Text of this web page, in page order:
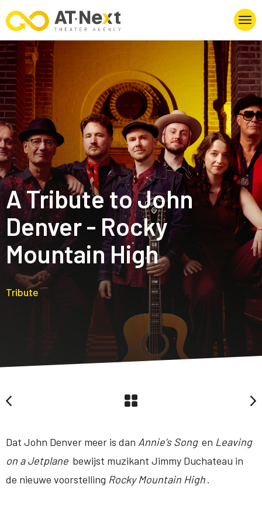
A Tribute to John
Denver - Rocky
Mountain High
Tribute
Dat John Denver meer is dan Annie’s Song en Leaving
on a Jetplane bewijst muzikant Jimmy Duchateau in
de nieuwe voorstelling Rocky Mountain High.